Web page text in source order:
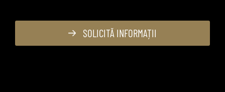
SOLICITĂ INFORMAȚII